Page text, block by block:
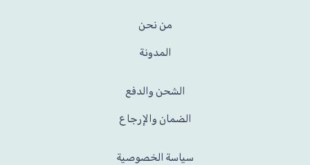
من نحن
المدونة
الشحن والدفع
الضمان والإرجاع
سياسة الخصوصية